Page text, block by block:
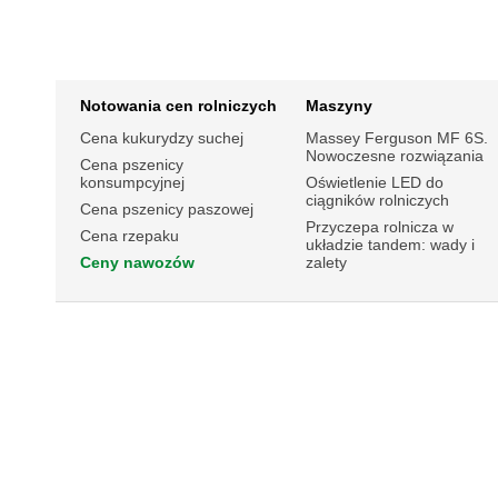
Notowania cen rolniczych
Cena kukurydzy suchej
Cena pszenicy
konsumpcyjnej
Cena pszenicy paszowej
Cena rzepaku
Ceny nawozów
Maszyny
Massey Ferguson MF 6S.
Nowoczesne rozwiązania
Oświetlenie LED do
ciągników rolniczych
Przyczepa rolnicza w
układzie tandem: wady i
zalety